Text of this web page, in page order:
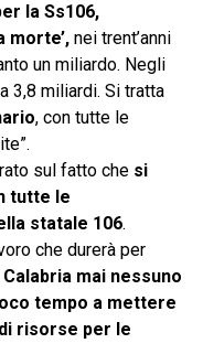
la Ss106,
morte’,nei trent’anni
un miliardo. Negli
3,8 miliardi. Si tratta
, con tutte le
sul fatto che si
tutte le
statale 106.
che durerà per
Calabria mai nessuno
tempo a mettere
risorse per le